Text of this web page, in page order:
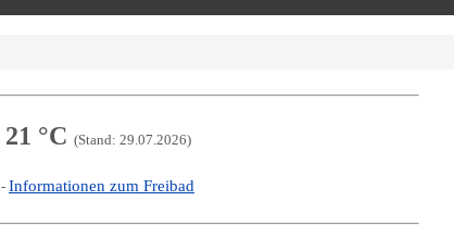
21 °C (Stand: 29.07.2026)
- Informationen zum Freibad